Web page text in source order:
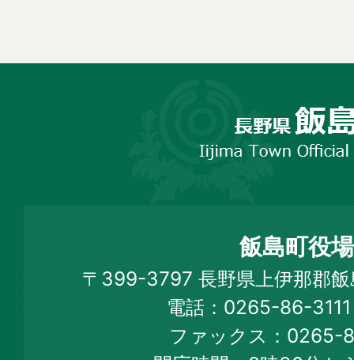
Town
Official
飯島町役場
〒399-3797 長野県上伊那郡
電話：0265-86-
ファックス：0265-